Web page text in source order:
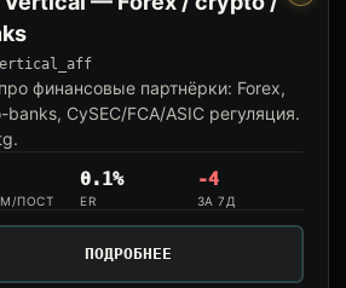
финансовые партнёрки: Forex,
CySEC/FCA/ASIC регуляция.
ПОСТ
0.1%
ER
-4
ЗА 7Д
ПОДРОБНЕЕ